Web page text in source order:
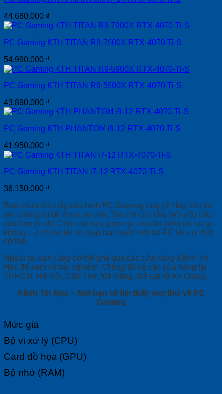
44.680.000 ₫
PC Gaming KTH TITAN R9-7900X RTX-4070-Ti-S
54.990.000 ₫
PC Gaming KTH TITAN R9-5900X RTX-4070-Ti-S
43.890.000 ₫
PC Gaming KTH PHANTOM i9-12 RTX-4070-Ti-S
41.950.000 ₫
PC Gaming KTH TITAN i7-12 RTX-4070-Ti-S
36.150.000 ₫
Bạn chưa tìm thấy cấu hình PC Gaming ưng ý? Hãy liên hệ
với chúng tôi để được tư vấn. Bạn chỉ cần cho biết yêu cầu
của bạn (ví dụ: Chơi các tựa game gì, có cần thêm tác vụ gì
không,…) chúng tôi sẽ giúp bạn build một bộ PC tối ưu nhất
có thể.
Ngoài ra, bạn cũng có thể ghé qua các cửa hàng Kênh Tin
Học để xem và trải nghiệm. Chúng tôi có các cửa hàng tại
TPHCM, Hà Nội, Cần Thơ, Đà Nẵng, Đà Lạt và An Giang.
Kênh Tin Học – Nơi bạn sẽ tìm thấy mọi thứ về PC
Gaming
Mức giá
Bộ vi xử lý (CPU)
Card đồ họa (GPU)
Bộ nhớ (RAM)